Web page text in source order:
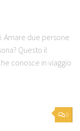
Amare due persone
Questo il
conosce in viaggio
0